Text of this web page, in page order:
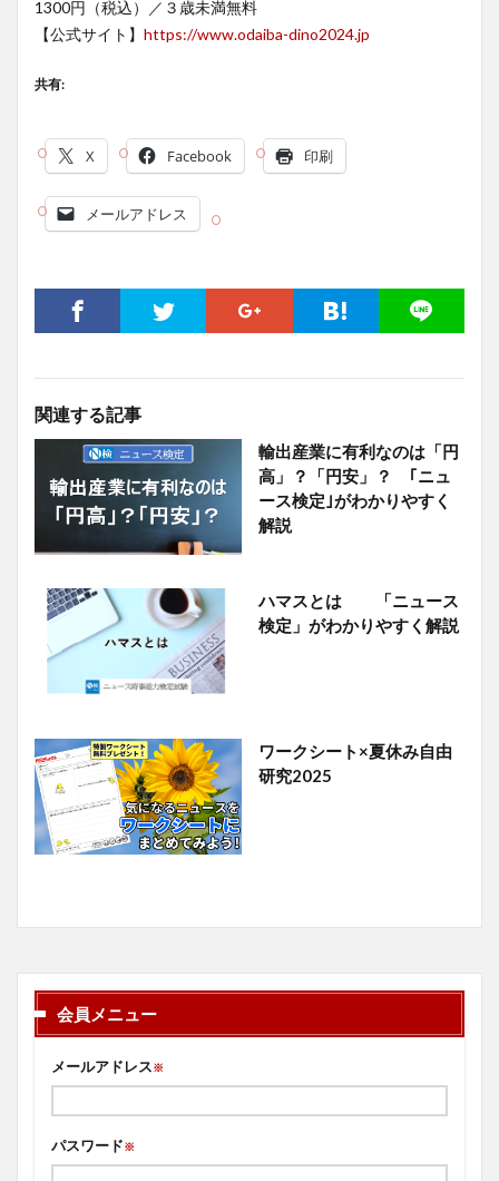
1300円（税込）／３歳未満無料
【公式サイト】 https://www.odaiba-dino2024.jp
共有:
X Facebook 印刷
メールアドレス
関連する記事
輸出産業に有利なのは「円
高」？「円安」？ ｢ニュ
ース検定｣がわかりやすく
解説
ハマスとは 「ニュース
検定」がわかりやすく解説
ワークシート×夏休み自由
研究2025
会員メニュー
メールアドレス※
パスワード※